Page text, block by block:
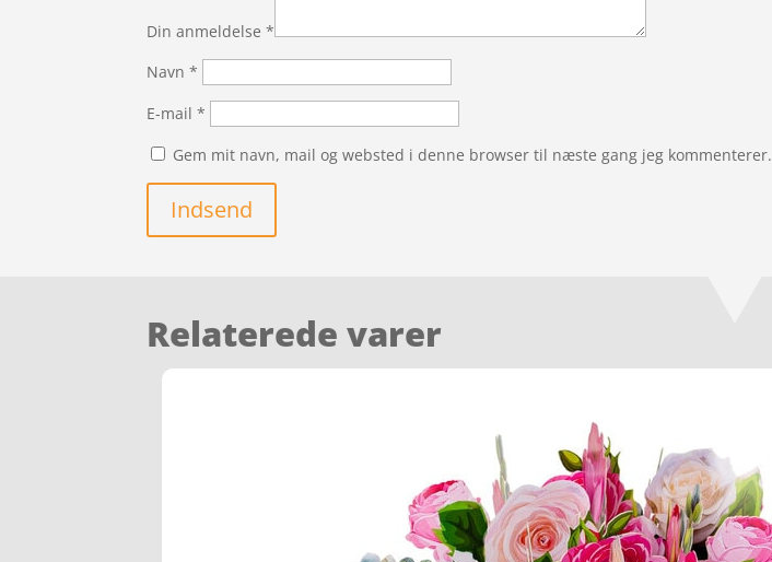
Din anmeldelse*
Navn*
E-mail*
Gem mit navn, mail og websted i denne browser til næste gang jeg kommenterer.
Indsend
Relaterede varer